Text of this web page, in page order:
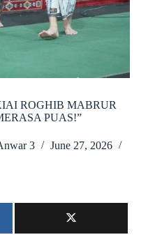
ROGHIB MABRUR
PUAS!”
3
June 27, 2026